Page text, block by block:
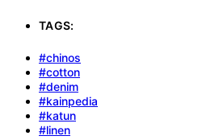
TAGS:
#chinos
#cotton
#denim
#kainpedia
#katun
#linen